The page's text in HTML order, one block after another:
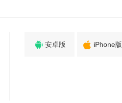
 安卓版  iPhone版